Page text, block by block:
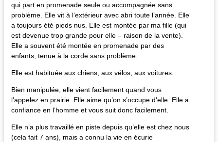
qui part en promenade seule ou accompagnée sans
problème. Elle vit à l’extérieur avec abri toute l’année. Elle
a toujours été pieds nus. Elle est montée par ma fille (qui
est devenue trop grande pour elle – raison de la vente).
Elle a souvent été montée en promenade par des
enfants, tenue à la corde sans problème.
Elle est habituée aux chiens, aux vélos, aux voitures.
Bien manipulée, elle vient facilement quand vous
l’appelez en prairie. Elle aime qu’on s’occupe d’elle. Elle a
confiance en l’homme et vous suit donc facilement.
Elle n’a plus travaillé en piste depuis qu’elle est chez nous
(cela fait 7 ans), mais a connu la vie en écurie